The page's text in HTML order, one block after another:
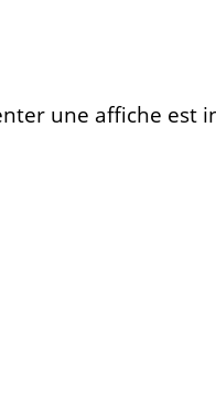
une affiche est